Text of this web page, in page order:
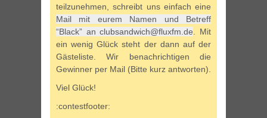
teilzunehmen, schreibt uns einfach eine
Mail mit eurem Namen und Betreff
“Black” an clubsandwich@fluxfm.de . Mit
ein wenig Glück steht der dann auf der
Gästeliste. Wir benachrichtigen die
Gewinner per Mail (Bitte kurz antworten).
Viel Glück!
:contestfooter: